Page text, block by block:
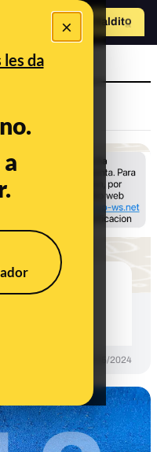
×
les da
Hazte Maldito
de
08/05/2024